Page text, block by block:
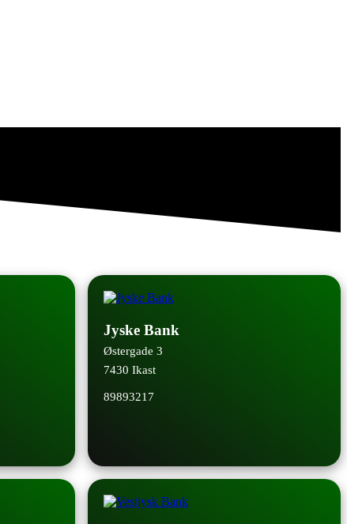
Jyske Bank
Østergade 3
7430 Ikast
89893217